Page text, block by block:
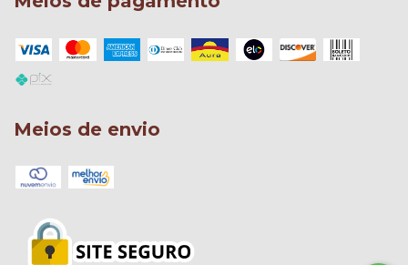
Meios de envio